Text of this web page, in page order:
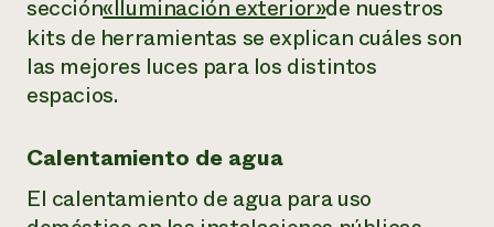
sección«Iluminación exterior»de nuestros
kits de herramientas se explican cuáles son
las mejores luces para los distintos
espacios.
Calentamiento de agua
El calentamiento de agua para uso